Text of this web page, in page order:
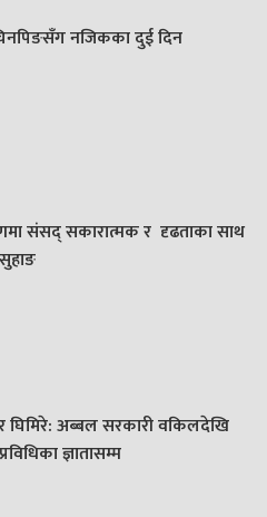
चिनपिङसँग नजिकका दुई दिन
संसद् सकारात्मक र दृढताका साथ
घिमिरे: अब्बल सरकारी वकिलदेखि
ज्ञातासम्म